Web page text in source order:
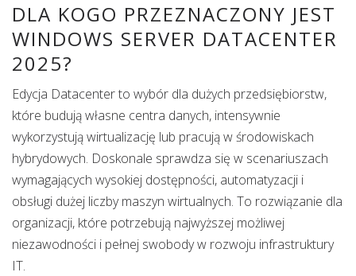
DLA KOGO PRZEZNACZONY JEST
WINDOWS SERVER DATACENTER
2025?
Edycja Datacenter to wybór dla dużych przedsiębiorstw,
które budują własne centra danych, intensywnie
wykorzystują wirtualizację lub pracują w środowiskach
hybrydowych. Doskonale sprawdza się w scenariuszach
wymagających wysokiej dostępności, automatyzacji i
obsługi dużej liczby maszyn wirtualnych. To rozwiązanie dla
organizacji, które potrzebują najwyższej możliwej
niezawodności i pełnej swobody w rozwoju infrastruktury
IT.